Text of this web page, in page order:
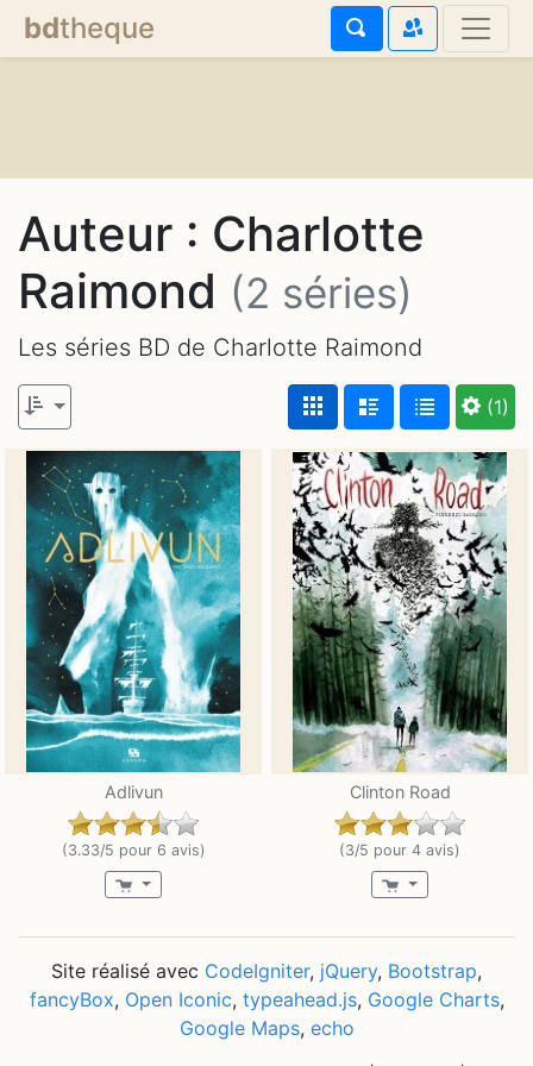
bdtheque
Auteur : Charlotte
Raimond (2 séries)
Les séries BD de Charlotte Raimond
(1)
Adlivun
(3.33/5 pour 6 avis)
Clinton Road
(3/5 pour 4 avis)
Site réalisé avec CodeIgniter, jQuery, Bootstrap,
fancyBox, Open Iconic, typeahead.js, Google Charts,
Google Maps, echo